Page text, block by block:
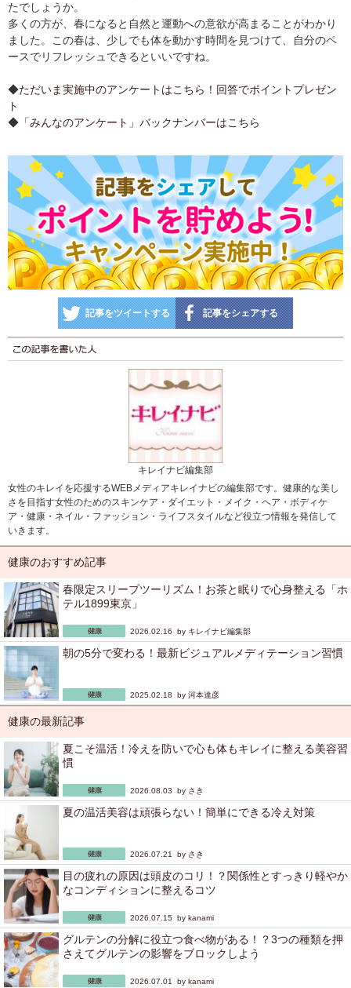
たでしょうか。
多くの方が、春になると自然と運動への意欲が高まることがわかり
ました。この春は、少しでも体を動かす時間を見つけて、自分のペ
ースでリフレッシュできるといいですね。
◆ただいま実施中のアンケートはこちら！回答でポイントプレゼン
ト
◆ 「みんなのアンケート」バックナンバーはこちら
記事をツイートする 記事をシェアする
キレイナビ編集部
女性のキレイを応援するWEBメディアキレイナビの編集部です。健康的な美し
さを目指す女性のためのスキンケア・ダイエット・メイク・ヘア・ボディケ
ア・健康・ネイル・ファッション・ライフスタイルなど役立つ情報を発信して
いきます。
健康のおすすめ記事
春限定スリープツーリズム！お茶と眠りで心身整える「ホ
テル1899東京」
2026.02.16 by キレイナビ編集部
朝の5分で変わる！最新ビジュアルメディテーション習慣
2025.02.18 by 河本達彦
健康の最新記事
夏こそ温活！冷えを防いで心も体もキレイに整える美容習
慣
2026.08.03 by さき
夏の温活美容は頑張らない！簡単にできる冷え対策
2026.07.21 by さき
目の疲れの原因は頭皮のコリ！？関係性とすっきり軽やか
なコンディションに整えるコツ
2026.07.15 by kanami
グルテンの分解に役立つ食べ物がある！？3つの種類を押
さえてグルテンの影響をブロックしよう
2026.07.01 by kanami